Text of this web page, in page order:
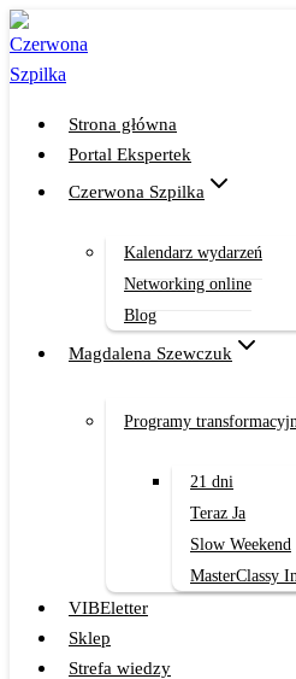
Przejdź
do
treści
Strona główna
Portal Ekspertek
Czerwona Szpilka
Kalendarz wydarzeń
Networking online
Blog
Magdalena Szewczuk
Programy
21 dni
Teraz Ja
Slow Weekend
MasterClassy
VIBEletter
Sklep
Strefa wiedzy